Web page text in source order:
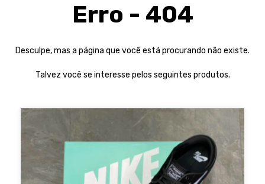
Erro - 404
Desculpe, mas a página que você está procurando não existe.
Talvez você se interesse pelos seguintes produtos.